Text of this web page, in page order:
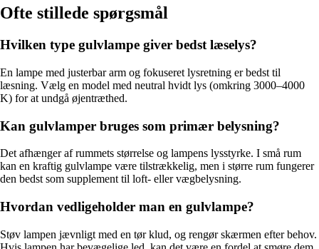
Ofte stillede spørgsmål
Hvilken type gulvlampe giver bedst læselys?
En lampe med justerbar arm og fokuseret lysretning er bedst til
læsning. Vælg en model med neutral hvidt lys (omkring 3000–4000
K) for at undgå øjentræthed.
Kan gulvlamper bruges som primær belysning?
Det afhænger af rummets størrelse og lampens lysstyrke. I små rum
kan en kraftig gulvlampe være tilstrækkelig, men i større rum fungerer
den bedst som supplement til loft- eller vægbelysning.
Hvordan vedligeholder man en gulvlampe?
Støv lampen jævnligt med en tør klud, og rengør skærmen efter behov.